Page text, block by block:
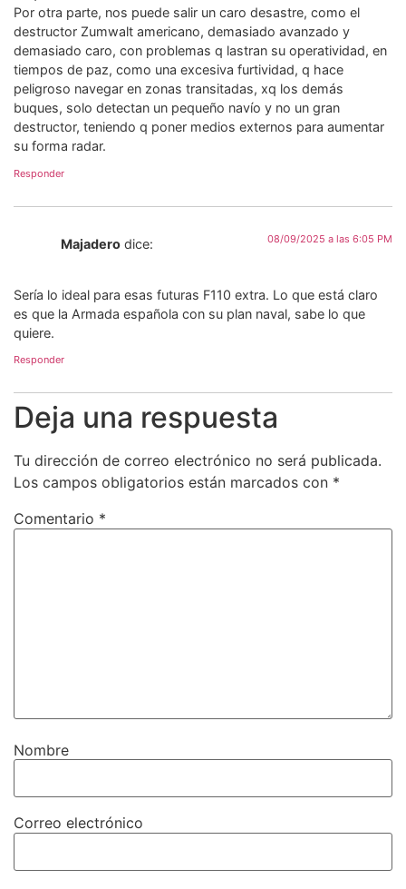
Por otra parte, nos puede salir un caro desastre, como el
destructor Zumwalt americano, demasiado avanzado y
demasiado caro, con problemas q lastran su operatividad, en
tiempos de paz, como una excesiva furtividad, q hace
peligroso navegar en zonas transitadas, xq los demás
buques, solo detectan un pequeño navío y no un gran
destructor, teniendo q poner medios externos para aumentar
su forma radar.
Responder
Majadero dice: 08/09/2025 a las 6:05 PM
Sería lo ideal para esas futuras F110 extra. Lo que está claro
es que la Armada española con su plan naval, sabe lo que
quiere.
Responder
Deja una respuesta
Tu dirección de correo electrónico no será publicada.
Los campos obligatorios están marcados con *
Comentario *
Nombre
Correo electrónico